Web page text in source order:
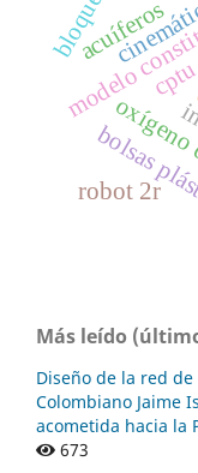
modelo
bolsas
acuíferos
bloques
robot 2r
Más leído
Diseño de la red
Colombiano Jaime
acometida hacia la
673